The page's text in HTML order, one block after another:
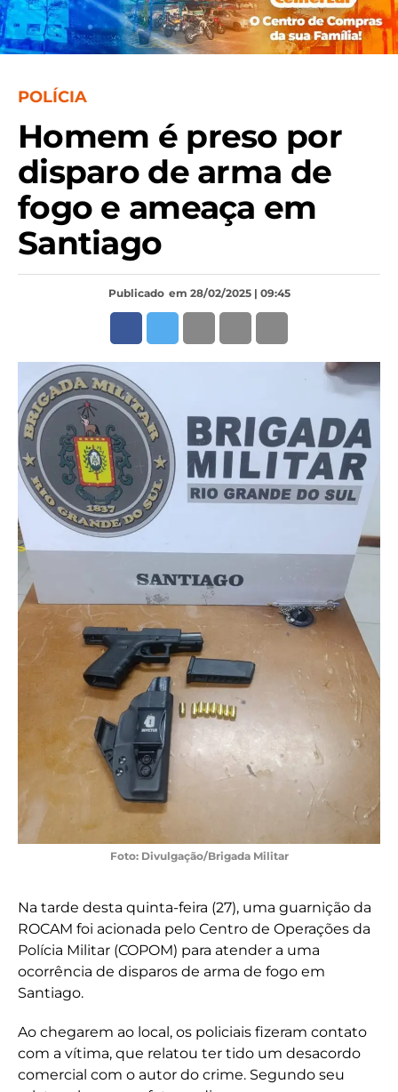
POLÍCIA
Homem é preso por
disparo de arma de
fogo e ameaça em
Santiago
Publicado em 28/02/2025 | 09:45
Foto: Divulgação/Brigada Militar
Na tarde desta quinta-feira (27), uma guarnição da
ROCAM foi acionada pelo Centro de Operações da
Polícia Militar (COPOM) para atender a uma
ocorrência de disparos de arma de fogo em
Santiago.
Ao chegarem ao local, os policiais fizeram contato
com a vítima, que relatou ter tido um desacordo
comercial com o autor do crime. Segundo seu